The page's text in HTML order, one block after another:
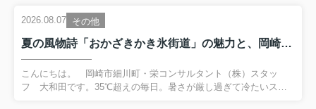
2026.08.07 その他
夏の風物詩「おかざきかき氷街道」の魅力と、岡崎で暮らす本当の贅沢
こんにちは。 岡崎市細川町・栄コンサルタント（株）スタッ
フ 大和田です。35℃超えの毎日。暑さが厳し過ぎて冷たいスイ